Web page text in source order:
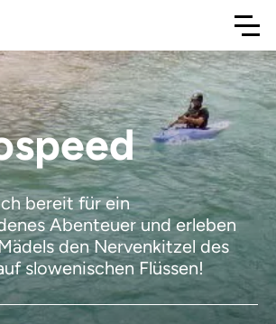
bereit für ein
Abenteuer und erleben
den Nervenkitzel des
slowenischen Flüssen!